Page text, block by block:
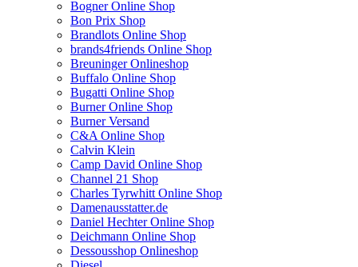
Bogner Online Shop
Bon Prix Shop
Brandlots Online Shop
brands4friends Online Shop
Breuninger Onlineshop
Buffalo Online Shop
Bugatti Online Shop
Burner Online Shop
Burner Versand
C&A Online Shop
Calvin Klein
Camp David Online Shop
Channel 21 Shop
Charles Tyrwhitt Online Shop
Damenausstatter.de
Daniel Hechter Online Shop
Deichmann Online Shop
Dessousshop Onlineshop